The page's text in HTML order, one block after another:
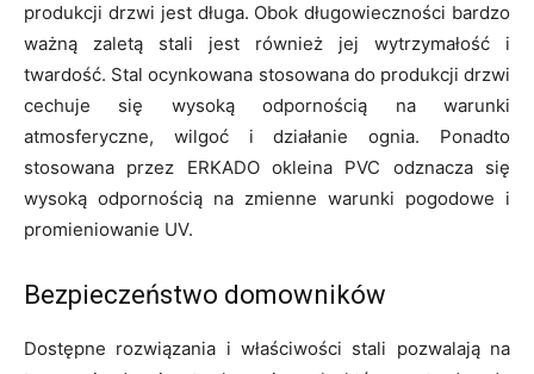
produkcji drzwi jest długa. Obok długowieczności bardzo
ważną zaletą stali jest również jej wytrzymałość i
twardość. Stal ocynkowana stosowana do produkcji drzwi
cechuje się wysoką odpornością na warunki
atmosferyczne, wilgoć i działanie ognia. Ponadto
stosowana przez ERKADO okleina PVC odznacza się
wysoką odpornością na zmienne warunki pogodowe i
promieniowanie UV.
Bezpieczeństwo domowników
Dostępne rozwiązania i właściwości stali pozwalają na